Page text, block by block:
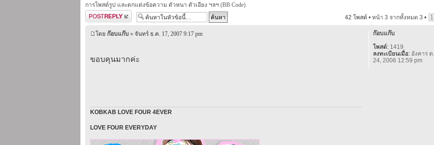
การโพสต์รูป และตกแต่งข้อความ ตัวหนา ตัวเอียง ฯลฯ (BB Code)
ตอบกระทู้
42 โพสต์ • หน้า 3 จากทั้งหมด 3 • 1
โดย ก๊อบแก๊บ » จันทร์ ธ.ค. 17, 2007 9:17 pm
ขอบคุนมากค่ะ
KOBKAB LOVE FOUR 4EVER
LOVE FOUR EVERYDAY
ก๊อบแก๊บ
โพสต์:1419
ลงทะเบียนเมื่อ:อังคาร ต
24, 2006 12:59 pm